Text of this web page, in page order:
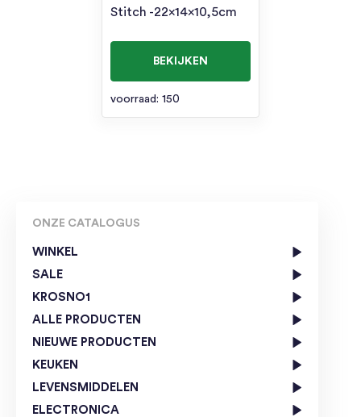
ONZE CATALOGUS
WINKEL
SALE
KROSNO1
ALLE PRODUCTEN
NIEUWE PRODUCTEN
KEUKEN
LEVENSMIDDELEN
ELECTRONICA
Stitch -22x14x10,5cm
BEKIJKEN
voorraad: 150